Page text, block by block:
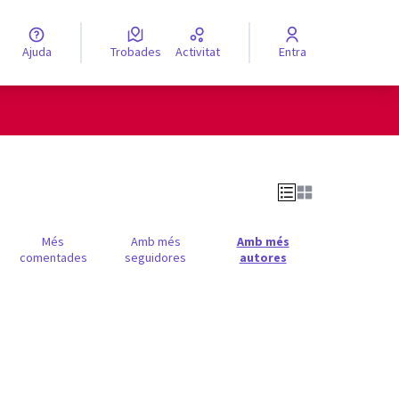
Elegir el idioma
Ajuda Trobades Activitat Entra
Més
comentades
Amb més
seguidores
Amb més
autores